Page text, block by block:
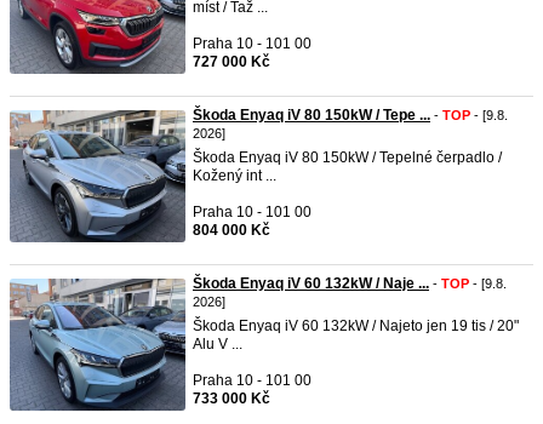
míst / Taž ...
Praha 10 - 101 00
727 000 Kč
Škoda Enyaq iV 80 150kW / Tepe ... - TOP - [9.8.
2026]
Škoda Enyaq iV 80 150kW / Tepelné čerpadlo /
Kožený int ...
Praha 10 - 101 00
804 000 Kč
Škoda Enyaq iV 60 132kW / Naje ... - TOP - [9.8.
2026]
Škoda Enyaq iV 60 132kW / Najeto jen 19 tis / 20"
Alu V ...
Praha 10 - 101 00
733 000 Kč